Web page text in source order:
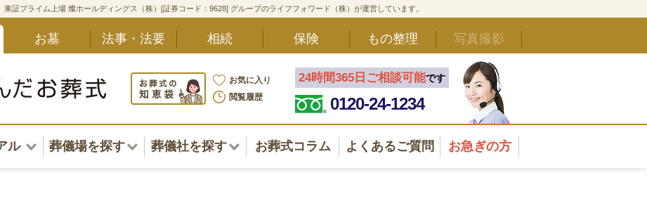
東証プライム上場 燦ホールディングス（株）[証券コード：9628] グループのライフフォワード（株）が運営しています。
お墓 法事・法要 相続 保険 もの整理 写真撮影
お気に入り
閲覧履歴
24時間365日ご相談可能です
0120-24-1234
ル 葬儀場を探す 葬儀社を探す お葬式コラム よくあるご質問 お急ぎの方